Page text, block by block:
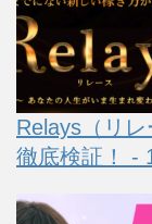
Relays（リ
徹底検証！ -